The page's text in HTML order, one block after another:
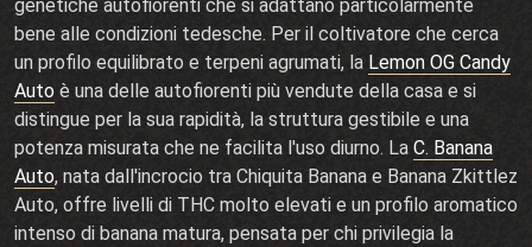
genetiche autofiorenti che si adattano particolarmente
bene alle condizioni tedesche. Per il coltivatore che cerca
un profilo equilibrato e terpeni agrumati, la Lemon OG Candy
Auto è una delle autofiorenti più vendute della casa e si
distingue per la sua rapidità, la struttura gestibile e una
potenza misurata che ne facilita l'uso diurno. La C. Banana
Auto, nata dall'incrocio tra Chiquita Banana e Banana Zkittlez
Auto, offre livelli di THC molto elevati e un profilo aromatico
intenso di banana matura, pensata per chi privilegia la